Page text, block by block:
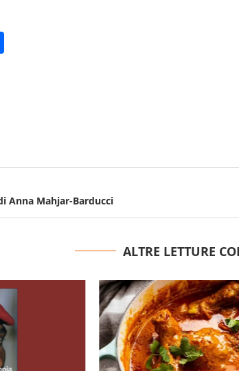
Anna Mahjar-Barducci
ALTRE LETTURE